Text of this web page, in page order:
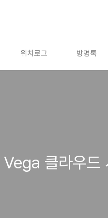
위치로그 방명록
클라우드